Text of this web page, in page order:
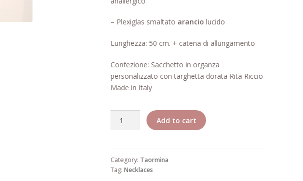
– Plexiglas smaltato aranciolucido
Lunghezza: 50 cm. + catena di allungamento
Confezione: Sacchetto in organza
personalizzato con targhetta dorata Rita Riccio
Made in Italy
Add to cart
Category: Taormina
Tag:Necklaces